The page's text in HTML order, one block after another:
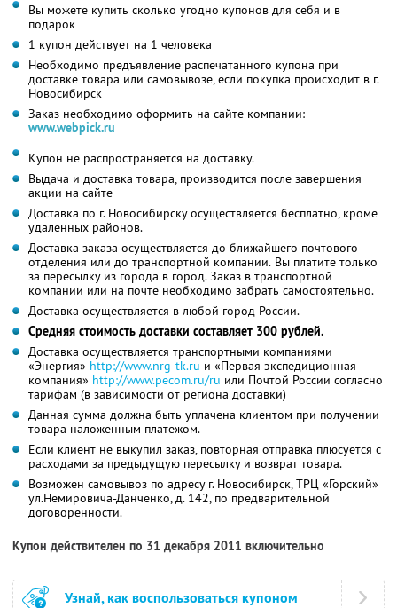
Вы можете купить сколько угодно купонов для себя и в
подарок
1 купон действует на 1 человека
Необходимо предъявление распечатанного купона при
доставке товара или самовывозе, если покупка происходит в г.
Новосибирск
Заказ необходимо оформить на сайте компании:
www.webpick.ru
Купон не распространяется на доставку.
Выдача и доставка товара, производится после завершения
акции на сайте
Доставка по г. Новосибирску осуществляется бесплатно, кроме
удаленных районов.
Доставка заказа осуществляется до ближайшего почтового
отделения или до транспортной компании. Вы платите только
за пересылку из города в город. Заказ в транспортной
компании или на почте необходимо забрать самостоятельно.
Доставка осуществляется в любой город России.
Средняя стоимость доставки составляет 300 рублей.
Доставка осуществляется транспортными компаниями
«Энергия» http://www.nrg-tk.ru и «Первая экспедиционная
компания» http://www.pecom.ru/ru или Почтой России согласно
тарифам (в зависимости от региона доставки)
Данная сумма должна быть уплачена клиентом при получении
товара наложенным платежом.
Если клиент не выкупил заказ, повторная отправка плюсуется с
расходами за предыдущую пересылку и возврат товара.
Возможен самовывоз по адресу г. Новосибирск, ТРЦ «Горский»
ул.Немировича-Данченко, д. 142, по предварительной
договоренности.
Купон действителен по 31 декабря 2011 включительно
Узнай, как воспользоваться купоном